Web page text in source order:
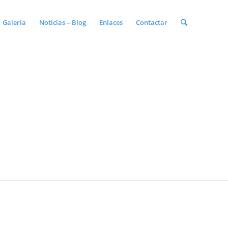
Galería Noticias – Blog Enlaces Contactar